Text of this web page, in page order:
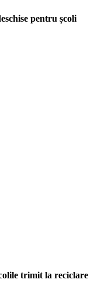
pentru școli
trimit la reciclare